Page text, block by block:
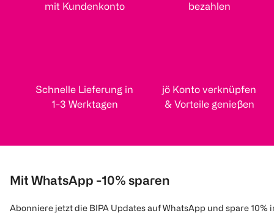
mit Kundenkonto
bezahlen
Schnelle Lieferung in
1-3 Werktagen
jö Konto verknüpfen
& Vorteile genießen
Mit WhatsApp -10% sparen
Abonniere jetzt die BIPA Updates auf WhatsApp und spare 10%